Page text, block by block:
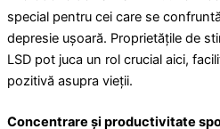
special pentru cei care se
depresie ușoară. Proprietățile de
LSD pot juca un rol crucial aici,
pozitivă asupra vieții.
Concentrare și productivitate